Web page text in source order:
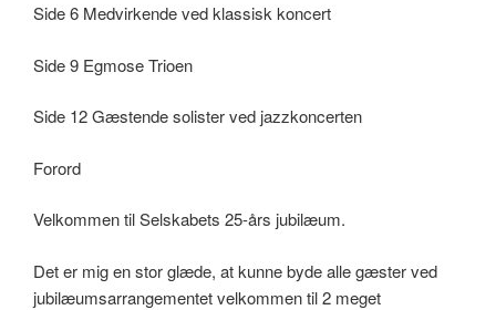
Side 6 Medvirkende ved klassisk koncert
Side 9 Egmose Trioen
Side 12 Gæstende solister ved jazzkoncerten
Forord
Velkommen til Selskabets 25-års jubilæum.
Det er mig en stor glæde, at kunne byde alle gæster ved
jubilæumsarrangementet velkommen til 2 meget